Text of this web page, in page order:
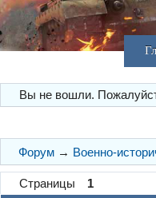
Вы не вошли.
Форум → Военно-
Страницы 1